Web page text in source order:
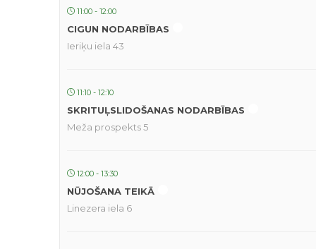
11:00 - 12:00
CIGUN NODARBĪBAS
Ieriķu iela 43
11:10 - 12:10
SKRITUĻSLIDOŠANAS NODARBĪBAS
Meža prospekts 5
12:00 - 13:30
NŪJOŠANA TEIKĀ
Linezera iela 6